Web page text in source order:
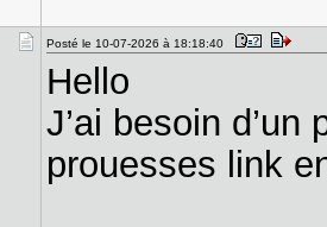
Posté le 10-07-2026 à 18:18:40
Hello
J’ai besoin
prouesses link